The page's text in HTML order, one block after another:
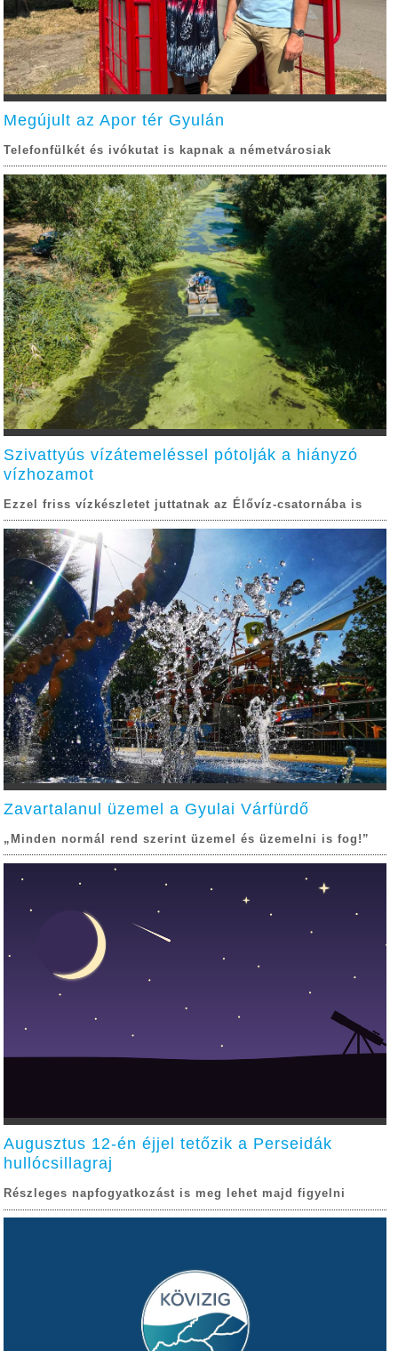
Megújult az Apor tér Gyulán
Telefonfülkét és ivókutat is kapnak a németvárosiak
Szivattyús vízátemeléssel pótolják a hiányzó
vízhozamot
Ezzel friss vízkészletet juttatnak az Élővíz-csatornába is
Zavartalanul üzemel a Gyulai Várfürdő
„Minden normál rend szerint üzemel és üzemelni is fog!”
Augusztus 12-én éjjel tetőzik a Perseidák
hullócsillagraj
Részleges napfogyatkozást is meg lehet majd figyelni